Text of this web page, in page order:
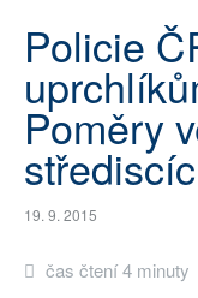
ARCHIV
ROZHOVORY
TÉMATA
NEJČTENĚJŠÍ ZA 7
AUTOŘI
Policie
Poměry
19. 9. 2015
čas čtení 4 minuty